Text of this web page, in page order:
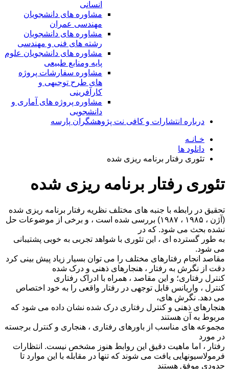
انسانی
مشاوره های دانشجویان
مهندسی عمران
مشاوره های دانشجویان
رشته های فنی و مهندسی
مشاوره های دانشجویان علوم
پایه ومنابع طبیعی
مشاوره سفارشات پروژه
های طرح توجیهی و
کارآفرینی
مشاوره پروژه های آماری و
دانشجویی
درباره انتشارات و کافی نت پژوهشگران پارسه
خـانـه
دانلود ها
تئوری رفتار برنامه ریزی شده
تئوری رفتار برنامه ریزی شده
تحقیق در رابطه با جنبه های مختلف نظریه رفتار برنامه ریزی شده
(آژن ، ۱۹۸۵ ، ۱۹۸۷) بررسی شده است ، و برخی از موضوعات حل
نشده بحث می شود. که در
به طور گسترده ای ، این تئوری با شواهد تجربی به خوبی پشتیبانی
می شود.
مقاصد انجام رفتارهای مختلف را می توان بسیار زیاد پیش بینی کرد
دقت از نگرش به رفتار ، هنجارهای ذهنی و درک شده
کنترل رفتاری؛ و این مقاصد ، همراه با ادراک رفتاری
کنترل ، واریانس قابل توجهی در رفتار واقعی را به خود اختصاص
می دهد. نگرش های،
هنجارهای ذهنی و کنترل رفتاری درک شده نشان داده می شود که
مربوط به آن هستند
مجموعه های مناسب از باورهای رفتاری ، هنجاری و کنترل برجسته
در مورد
رفتار ، اما ماهیت دقیق این روابط هنوز مشخص نیست. انتظارات
فرمولاسیونهایی یافت می شوند که تنها در مقابله با این موارد تا
حدودی موفق هستند